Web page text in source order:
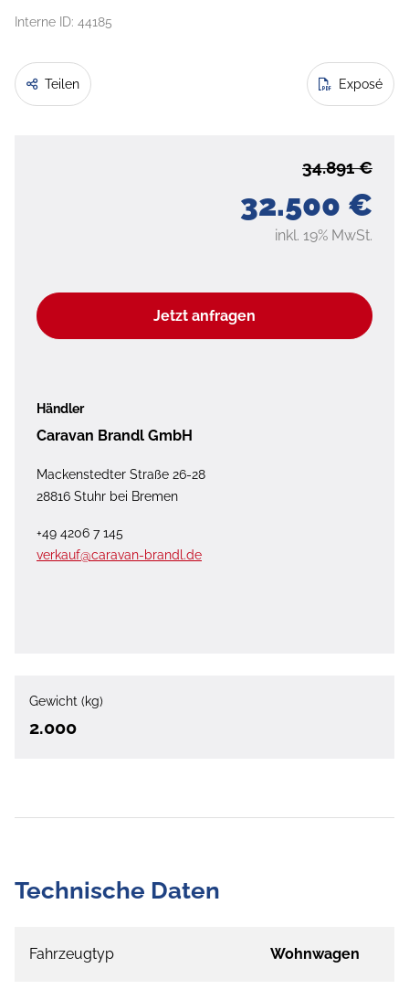
Interne ID: 44185
Teilen Exposé
32.500 €
34.891 €
inkl. 19% MwSt.
Jetzt anfragen
Händler
Caravan Brandl GmbH
Mackenstedter Straße 26-28
28816 Stuhr bei Bremen
+49 4206 7 145
verkauf@caravan-brandl.de
Gewicht (kg)
2.000
Technische Daten
Fahrzeugtyp Wohnwagen